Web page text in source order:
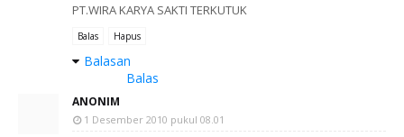
PT.WIRA KARYA SAKTI TERKUTUK
Balas Hapus
Balasan
Balas
ANONIM
1 Desember 2010 pukul 08.01